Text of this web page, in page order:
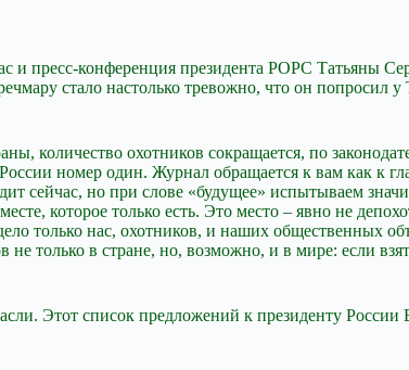
и пресс-конференция президента РОРС Татьяны
стало настолько тревожно, что он попросил
количество охотников сокращается, по
номер один. Журнал обращается к вам как к
сейчас, но при слове «будущее» испытываем
которое только есть. Это место – явно не
только нас, охотников, и наших общественных
только в стране, но, возможно, и в мире: если
Этот список предложений к президенту